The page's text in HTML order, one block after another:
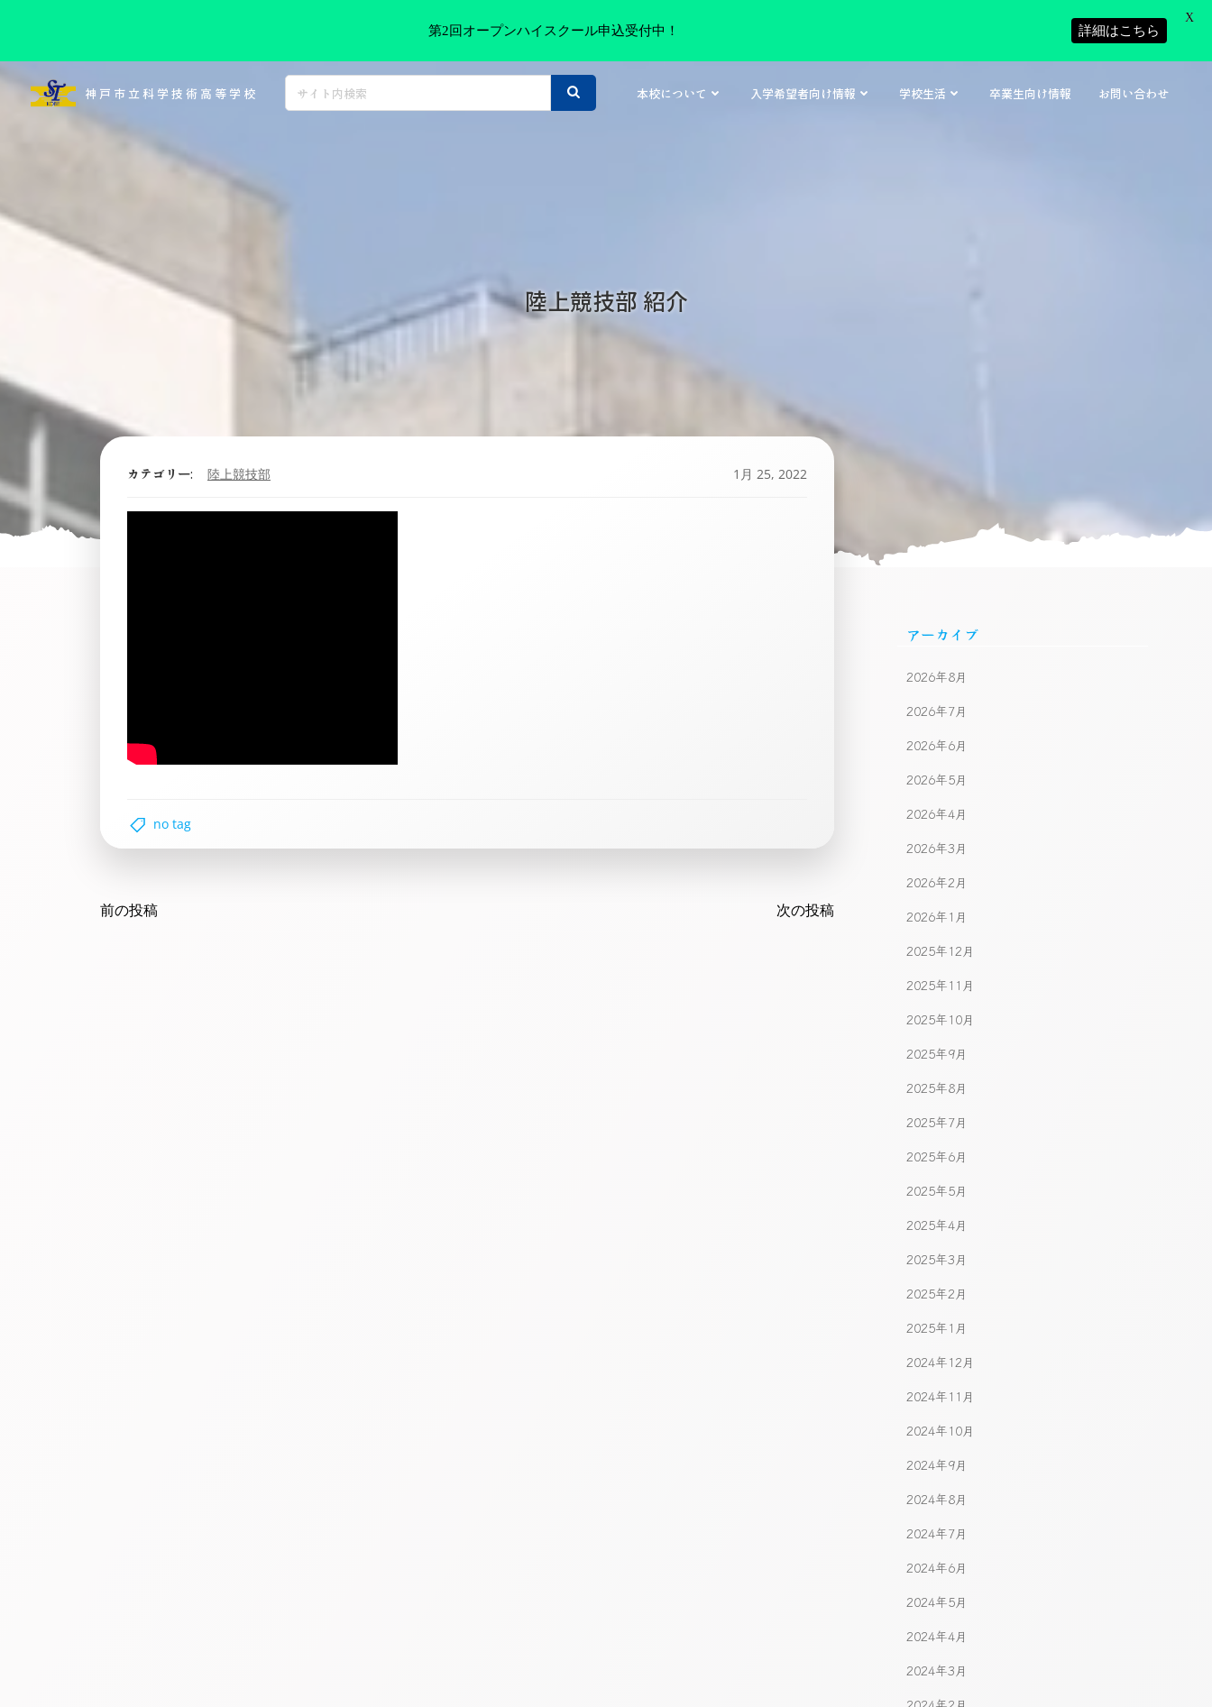
ッ
神戸市立科学技術高等学校 本校について 入学希望者向け情報 学校生活 卒業生向け情報 お問い合わせ
陸上競技部 紹介
カテゴリー: 陸上競技部 1月 25, 2022
no tag
navigation
前の投稿 navigation
次の投稿
アーカイブ
2026年8月
2026年7月
2026年6月
2026年5月
2026年4月
2026年3月
2026年2月
2026年1月
2025年12月
2025年11月
2025年10月
2025年9月
2025年8月
2025年7月
2025年6月
2025年5月
2025年4月
2025年3月
2025年2月
2025年1月
2024年12月
2024年11月
2024年10月
2024年9月
2024年8月
2024年7月
2024年6月
2024年5月
2024年4月
2024年3月
第2回オープンハイスクール申込受付中！ 詳細はこちら
X